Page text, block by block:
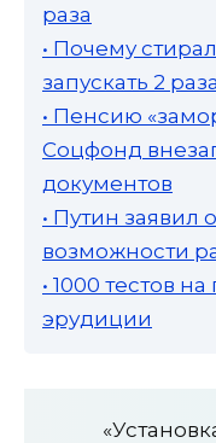
раза
• Почему
запускать 2
• Пенсию
Соцфонд
документов
• Путин заявил
возможности
• 1000 тестов
эрудиции